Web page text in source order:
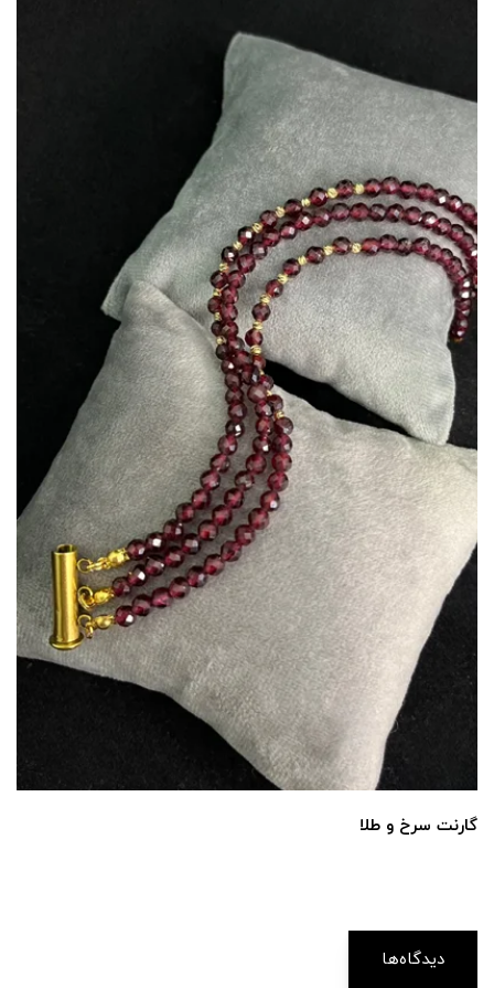
گارنت سرخ و طلا
دیدگاه‌ها